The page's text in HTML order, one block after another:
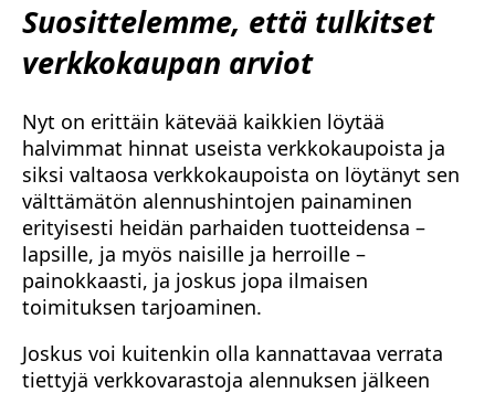
Suosittelemme, että tulkitset
verkkokaupan arviot
Nyt on erittäin kätevää kaikkien löytää
halvimmat hinnat useista verkkokaupoista ja
siksi valtaosa verkkokaupoista on löytänyt sen
välttämätön alennushintojen painaminen
erityisesti heidän parhaiden tuotteidensa –
lapsille, ja myös naisille ja herroille –
painokkaasti, ja joskus jopa ilmaisen
toimituksen tarjoaminen.
Joskus voi kuitenkin olla kannattavaa verrata
tiettyjä verkkovarastoja alennuksen jälkeen